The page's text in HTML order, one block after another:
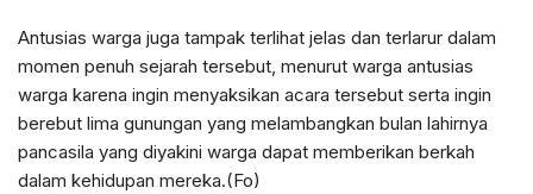
Antusias warga juga tampak terlihat jelas dan terlarur dalam
momen penuh sejarah tersebut, menurut warga antusias
warga karena ingin menyaksikan acara tersebut serta ingin
berebut lima gunungan yang melambangkan bulan lahirnya
pancasila yang diyakini warga dapat memberikan berkah
dalam kehidupan mereka.(Fo)